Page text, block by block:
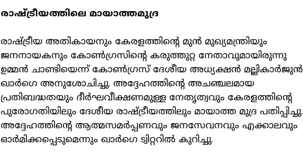
രാഷ്ട്രീയത്തിലെ മായാത്തമുദ്ര
രാഷ്ട്രീയ അതികായനും കേരളത്തിന്റെ മുന്‍ മുഖ്യമന്ത്രിയും
ജനനായകനും കോണ്‍ഗ്രസിന്റെ കരുത്തുറ്റ നേതാവുമായിരുന്നു
ഉമ്മന്‍ ചാണ്ടിയെന്ന് കോണ്‍ഗ്രസ് ദേശീയ അധ്യക്ഷന്‍ മല്ലികാര്‍ജുന്‍
ഖാര്‍ഗെ അനുശോചിച്ചു. അദ്ദേഹത്തിന്റെ അചഞ്ചലമായ
പ്രതിബദ്ധതയും ദീര്‍ഘവീക്ഷണമുള്ള നേതൃത്വവും കേരളത്തിന്റെ
പുരോഗതിയിലും ദേശീയ രാഷ്ട്രീയത്തിലും മായാത്ത മുദ്ര പതിപ്പിച്ചു.
അദ്ദേഹത്തിന്റെ ആത്മസമര്‍പ്പണവും ജനസേവനവും എക്കാലവും
ഓര്‍മിക്കപ്പെടുമെന്നും ഖാര്‍ഗെ ട്വിറ്ററില്‍ കുറിച്ചു.